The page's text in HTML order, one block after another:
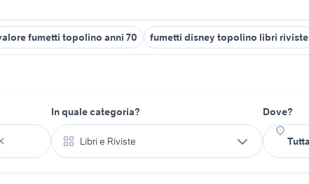
fumetti topolino anni 70 fumetti disney topolino libri riviste
In quale categoria?
Libri e Riviste
Dove?